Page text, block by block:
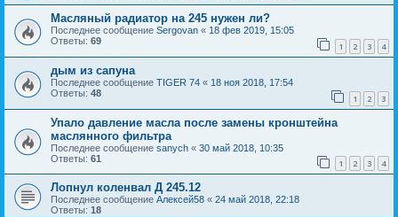
Масляный радиатор на 245 нужен ли?
Последнее сообщение Sergovan « 18 фев 2019, 15:05
Ответы: 69 1 2 3 4
дым из сапуна
Последнее сообщение TIGER 74 « 18 ноя 2018, 17:54
Ответы: 48 1 2 3
Упало давление масла после замены кронштейна
маслянного фильтра
Последнее сообщение sanych « 30 май 2018, 10:35
Ответы: 61 1 2 3 4
Лопнул коленвал Д 245.12
Последнее сообщение Алексей58 « 24 май 2018, 22:18
Ответы: 18